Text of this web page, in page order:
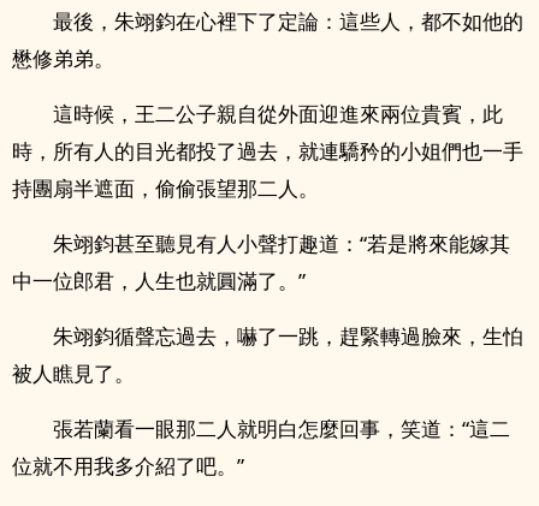
最後，朱翊鈞在心裡下了定論：這些人，都不如他的
懋修弟弟。
這時候，王二公子親自從外面迎進來兩位貴賓，此
時，所有人的目光都投了過去，就連驕矜的小姐們也一手
持團扇半遮面，偷偷張望那二人。
朱翊鈞甚至聽見有人小聲打趣道：“若是將來能嫁其
中一位郎君，人生也就圓滿了。”
朱翊鈞循聲忘過去，嚇了一跳，趕緊轉過臉來，生怕
被人瞧見了。
張若蘭看一眼那二人就明白怎麼回事，笑道：“這二
位就不用我多介紹了吧。”